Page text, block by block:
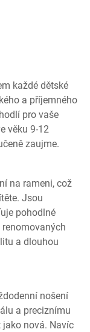
každé dětské
a příjemného
pro vaše
věku 9-12
zaujme.
na rameni, což
Jsou
pohodlné
a dlouhou
nošení
a preciznímu
nová. Navíc